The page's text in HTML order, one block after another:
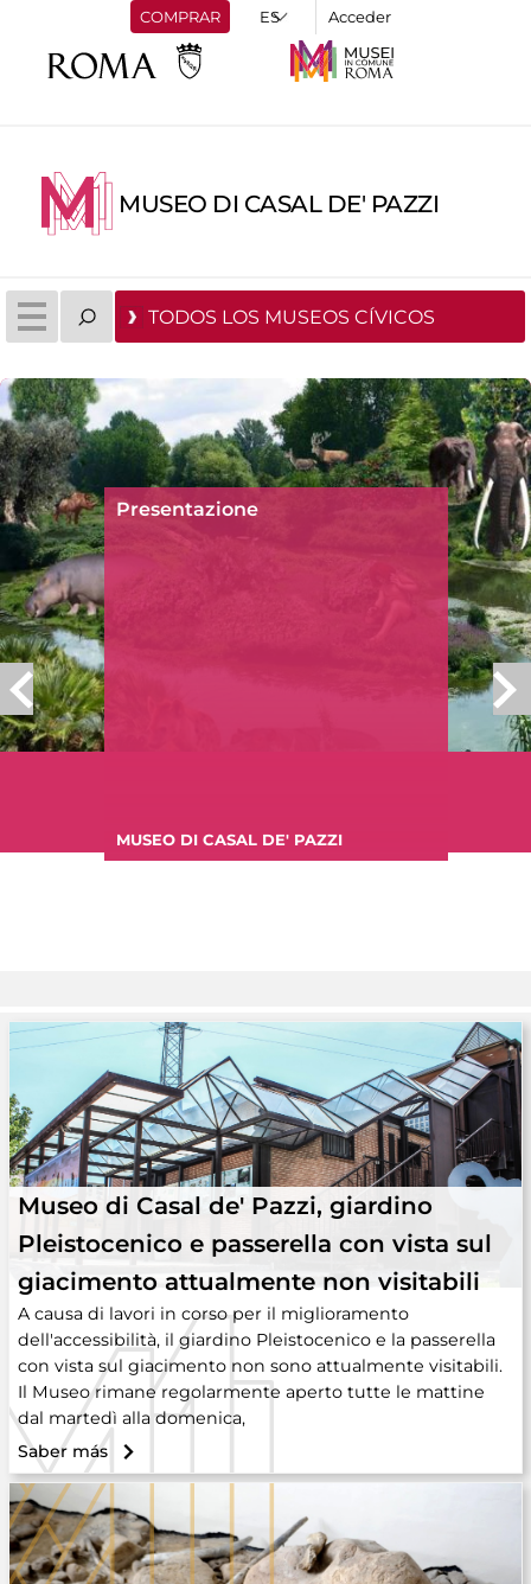
COMPRAR Acceder
MUSEO DI CASAL DE' PAZZI
TODOS LOS MUSEOS CÍVICOS
Presentazione
MUSEO DI CASAL DE' PAZZI
Museo di Casal de' Pazzi, giardino
Pleistocenico e passerella con vista sul
giacimento attualmente non visitabili
A causa di lavori in corso per il miglioramento
dell'accessibilità, il giardino Pleistocenico e la passerella
con vista sul giacimento non sono attualmente visitabili.
Il Museo rimane regolarmente aperto tutte le mattine
dal martedì alla domenica,
Saber más